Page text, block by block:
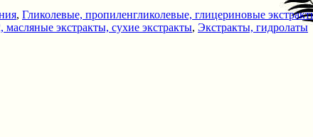
, Гликолевые, пропиленгликолевые, глицериновые
экстракты, сухие экстракты, Экстракты, гидролаты